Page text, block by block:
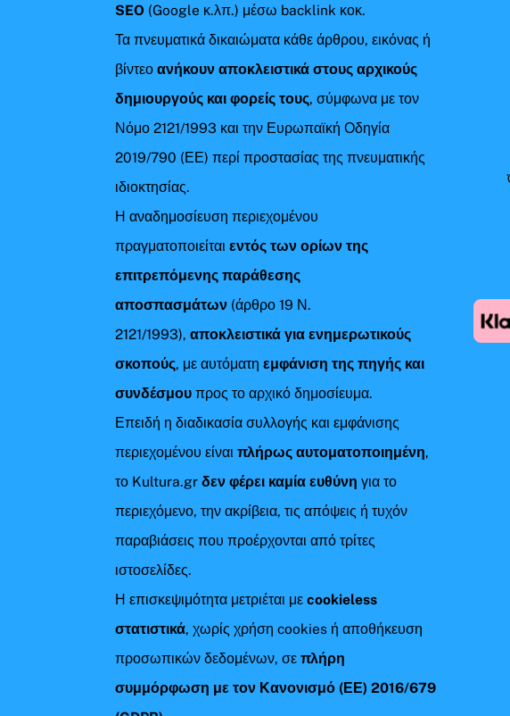
SEO (Google κ.λπ.) μέσω backlink κοκ.
Τα πνευματικά δικαιώματα κάθε άρθρου, εικόνας ή
βίντεοανήκουν αποκλειστικά στους αρχικούς
δημιουργούς και φορείς τους, σύμφωνα με τον
Νόμο 2121/1993 και την Ευρωπαϊκή Οδηγία
2019/790 (ΕΕ) περί προστασίας της πνευματικής
ιδιοκτησίας.
Η αναδημοσίευση περιεχομένου
πραγματοποιείταιεντός των ορίων της
επιτρεπόμενης παράθεσης
αποσπασμάτων (άρθρο 19 Ν.
2121/1993), αποκλειστικά για ενημερωτικούς
σκοπούς, με αυτόματηεμφάνιση της πηγής και
συνδέσμου προς το αρχικό δημοσίευμα.
Επειδή η διαδικασία συλλογής και εμφάνισης
περιεχομένου είναιπλήρως αυτοματοποιημένη,
το Kultura.grδεν φέρει καμία ευθύνη για το
περιεχόμενο, την ακρίβεια, τις απόψεις ή τυχόν
παραβιάσεις που προέρχονται από τρίτες
ιστοσελίδες.
Η επισκεψιμότητα μετριέται μεcookieless
στατιστικά, χωρίς χρήση cookies ή αποθήκευση
προσωπικών δεδομένων, σεπλήρη
συμμόρφωση με τον Κανονισμό (ΕΕ) 2016/679